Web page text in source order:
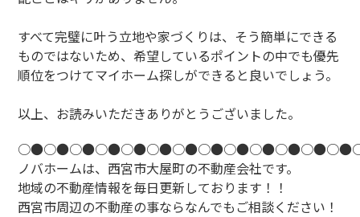
すべて完璧に叶う立地や家づくりは、そう簡単にできる
ものではないため、希望しているポイントの中でも優先
順位をつけてマイホーム探しができると良いでしょう。
以上、お読みいただきありがとうございました。
ノバホームは、西宮市大屋町の不動産会社です。
地域の不動産情報を毎日更新しております！！
西宮市周辺の不動産の事ならなんでもご相談ください！